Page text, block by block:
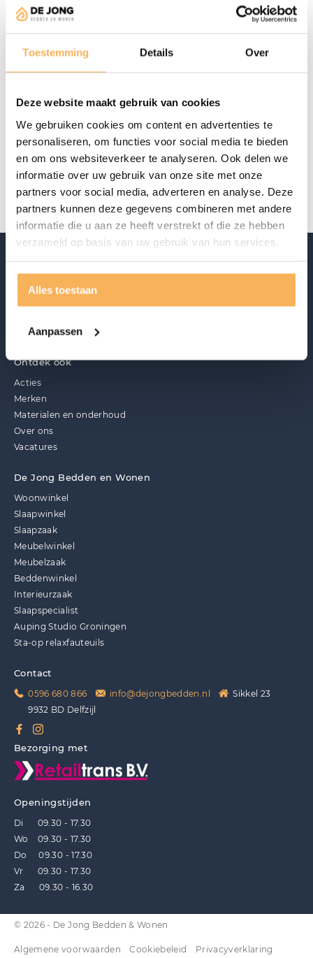
Toestemming Details Over
Deze website maakt gebruik van cookies
We gebruiken cookies om content en advertenties te
personaliseren, om functies voor social media te bieden
en om ons websiteverkeer te analyseren. Ook delen we
informatie over uw gebruik van onze site met onze
partners voor social media, adverteren en analyse. Deze
partners kunnen deze gegevens combineren met andere
informatie die u aan ze heeft verstrekt of die ze hebben
verzameld op basis van uw gebruik van hun services.
Alles toestaan
Aanpassen
€349,00
Specificaties
Eglo Eglo
Merk
Ontdek ook
Acties
Merken
Materialen en onderhoud
Over ons
Vacatures
De Jong Bedden en Wonen
Woonwinkel
Slaapwinkel
Slaapzaak
Meubelwinkel
Meubelzaak
Beddenwinkel
Interieurzaak
Slaapspecialist
Auping Studio Groningen
Sta-op relaxfauteuils
Contact
0596 680 866 info@dejongbedden.nl
Sikkel 23
9932 BD Delfzijl
Bezorging met
Openingstijden
Di 09.30 - 17.30
Wo 09.30 - 17.30
Do 09.30 - 17.30
Vr 09.30 - 17.30
Za 09.30 - 16.30
© 2026 - De Jong Bedden & Wonen
Algemene voorwaarden Cookiebeleid Privacyverklaring